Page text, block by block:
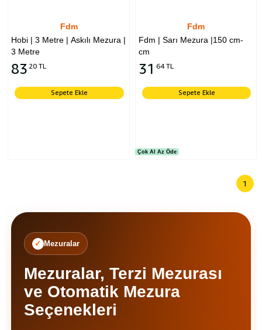
Fdm
Hobi | 3 Metre | Askılı Mezura |
3 Metre
83 20 TL
Sepete Ekle
Fdm
Fdm | Sarı Mezura |150 cm-
cm
31 64 TL
Sepete Ekle
Çok Al Az Öde
1
Mezuralar
Mezuralar, Terzi Mezurası
ve Otomatik Mezura
Seçenekleri